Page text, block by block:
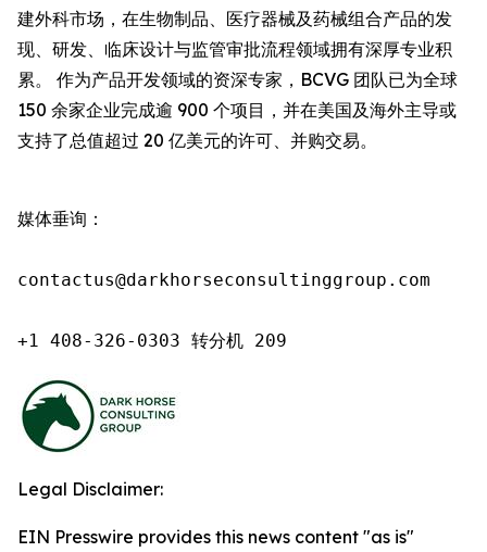
建外科市场，在生物制品、医疗器械及药械组合产品的发
现、研发、临床设计与监管审批流程领域拥有深厚专业积
累。 作为产品开发领域的资深专家，BCVG 团队已为全球
150 余家企业完成逾 900 个项目，并在美国及海外主导或
支持了总值超过 20 亿美元的许可、并购交易。
媒体垂询：
contactus@darkhorseconsultinggroup.com
+1 408-326-0303 转分机 209
Legal Disclaimer:
EIN Presswire provides this news content "as is"